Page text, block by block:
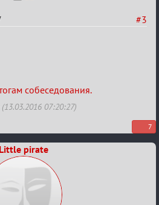
#3
собеседования.
07:20:27)
7
Little pirate